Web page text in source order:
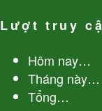
Lượt truy
Hôm nay…
Tháng này…
Tổng…